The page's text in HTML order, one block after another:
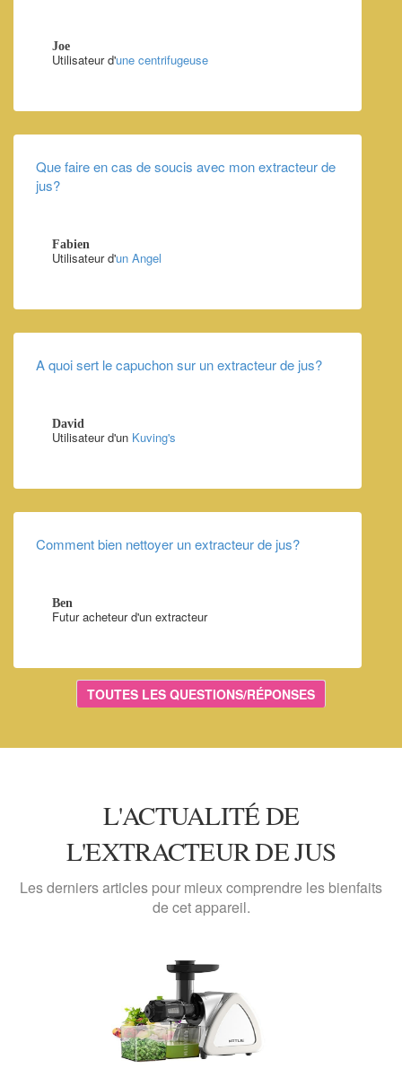
Joe
Utilisateur d'une centrifugeuse
Que faire en cas de soucis avec mon extracteur de
jus?
Fabien
Utilisateur d'un Angel
A quoi sert le capuchon sur un extracteur de jus?
David
Utilisateur d'un Kuving's
Comment bien nettoyer un extracteur de jus?
Ben
Futur acheteur d'un extracteur
TOUTES LES QUESTIONS/RÉPONSES
L'ACTUALITÉ DE
L'EXTRACTEUR DE JUS
Les derniers articles pour mieux comprendre les bienfaits
de cet appareil.